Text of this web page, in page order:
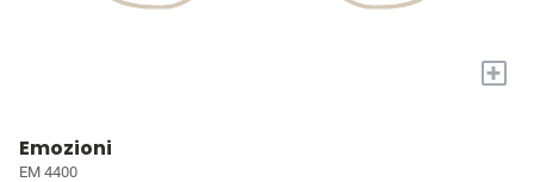
+
Emozioni
EM 4400